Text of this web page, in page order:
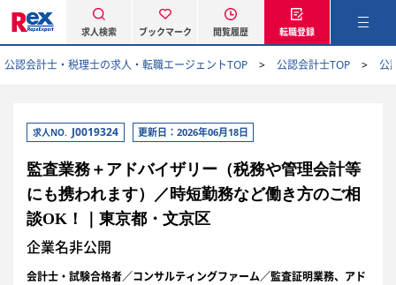
求人検索 ブックマーク 閲覧履歴 転職登録
公認会計士・税理士の求人・転職エージェントTOP 公認会計士TOP 公
求人NO. J0019324 更新日：2026年06月18日
監査業務＋アドバイザリー（税務や管理会計等
にも携われます）／時短勤務など働き方のご相
談OK！｜東京都・文京区
企業名非公開
会計士・試験合格者／コンサルティングファーム／監査証明業務、アド